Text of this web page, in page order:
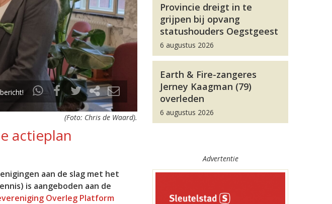
(Foto: Chris de Waard).
actieplan
aan de slag met het
is aangeboden aan de
Overleg Platform
Provincie dreigt in te
grijpen bij opvang
statushouders Oegstgeest
6 augustus 2026
Earth & Fire-zangeres
Jerney Kaagman (79)
overleden
6 augustus 2026
Advertentie